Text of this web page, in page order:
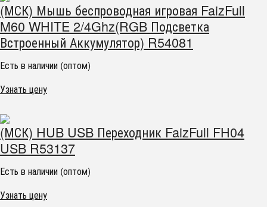
(МСК) Мышь беспроводная игровая FaizFull
M60 WHITE 2/4Ghz(RGB Подсветка
Встроенный Аккумулятор) R54081
Есть в наличии (оптом)
Узнать цену
(МСК) HUB USB Переходник FaizFull FH04
USB R53137
Есть в наличии (оптом)
Узнать цену